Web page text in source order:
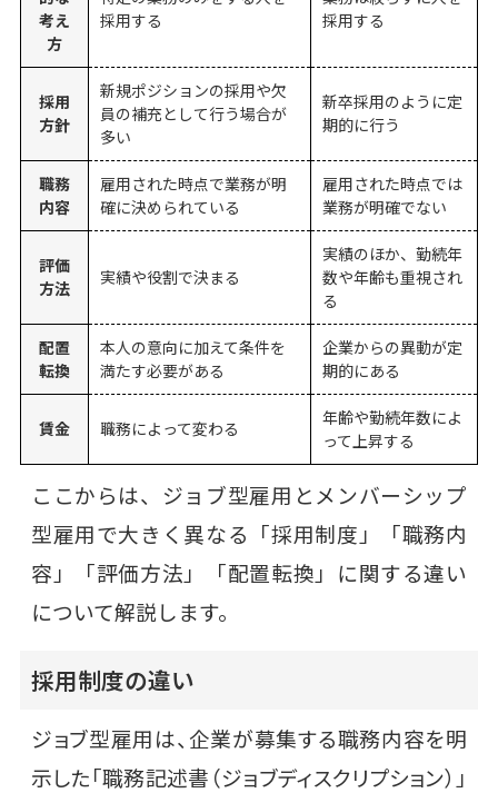
考え
方
採用する
採用する
採用
方針
新規ポジションの採用や欠
員の補充として行う場合が
多い
新卒採用のように定
期的に行う
職務
内容
雇用された時点で業務が明
確に決められている
雇用された時点では
業務が明確でない
評価
方法
実績や役割で決まる
実績のほか、勤続年
数や年齢も重視され
る
配置
転換
本人の意向に加えて条件を
満たす必要がある
企業からの異動が定
期的にある
賃金 職務によって変わる
年齢や勤続年数によ
って上昇する
ここからは、ジョブ型雇用とメンバーシップ
型雇用で大きく異なる「採用制度」「職務内
容」「評価方法」「配置転換」に関する違い
について解説します。
採用制度の違い
ジョブ型雇用は、企業が募集する職務内容を明
示した「職務記述書（ジョブディスクリプション）」